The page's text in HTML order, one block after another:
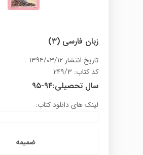
زبان فارسی (۳)
تاریخ انتشار ۱۳۹۴/۰۳/۱۲
کد کتاب: ۲۴۹/۳
سال تحصیلی:۹۴-۹۵
لینک های دانلود کتاب:
ضمیمه